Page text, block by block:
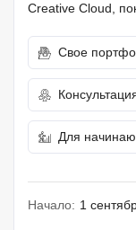
Creative Cloud,
Свое
Для
Начало: 1